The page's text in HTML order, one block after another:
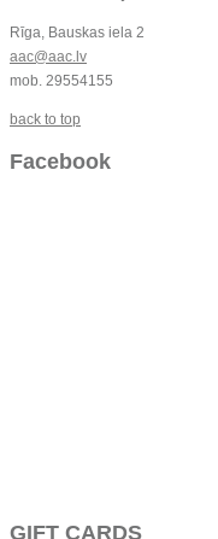
Rīga, Bauskas iela 2
aac@aac.lv
mob. 29554155
back to top
Facebook
GIFT CARDS